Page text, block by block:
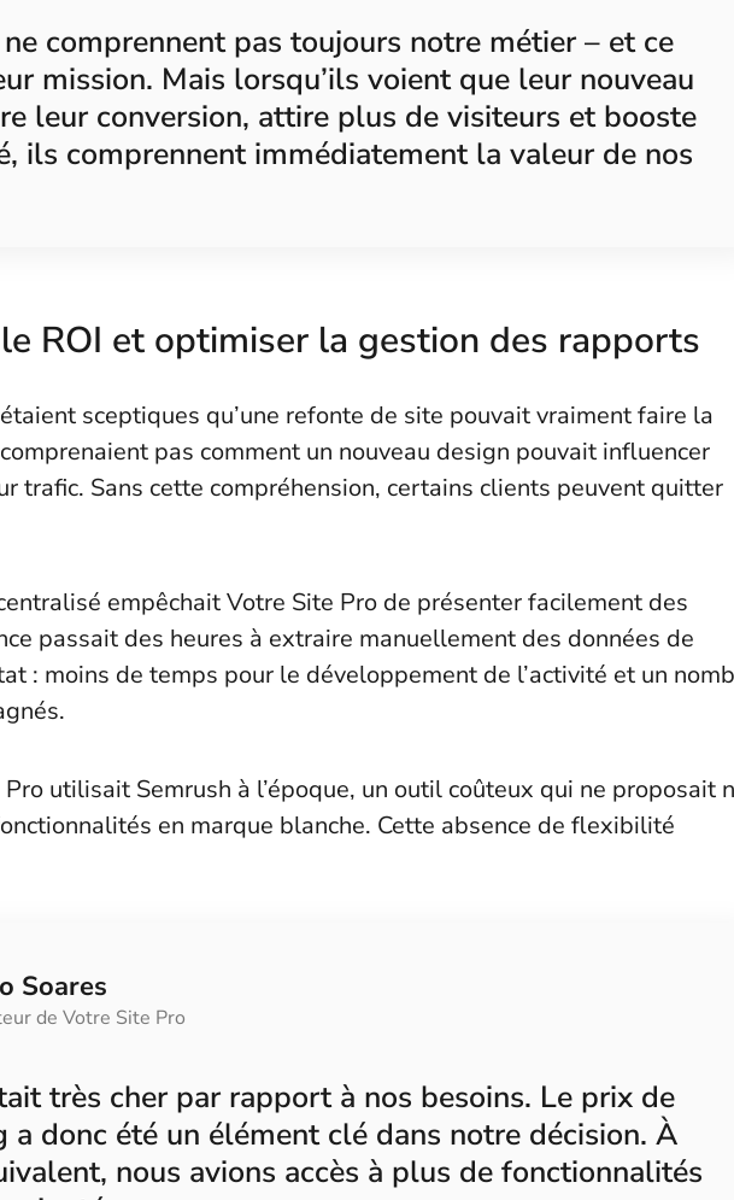
comprennent pas toujours notre métier – et ce
mission. Mais lorsqu’ils voient que leur nouveau
leur conversion, attire plus de visiteurs et booste
ils comprennent immédiatement la valeur de nos
ROI et optimiser la gestion des rapports
sceptiques qu’une refonte de site pouvait vraiment faire la
pas comment un nouveau design pouvait influencer
trafic. Sans cette compréhension, certains clients peuvent quitter
empêchait Votre Site Pro de présenter facilement des
passait des heures à extraire manuellement des données de
: moins de temps pour le développement de l’activité et un
Pro utilisait Semrush à l’époque, un outil coûteux qui ne proposait
en marque blanche. Cette absence de flexibilité
Soares
de Votre Site Pro
très cher par rapport à nos besoins. Le prix de
a donc été un élément clé dans notre décision. À
nous avions accès à plus de fonctionnalités